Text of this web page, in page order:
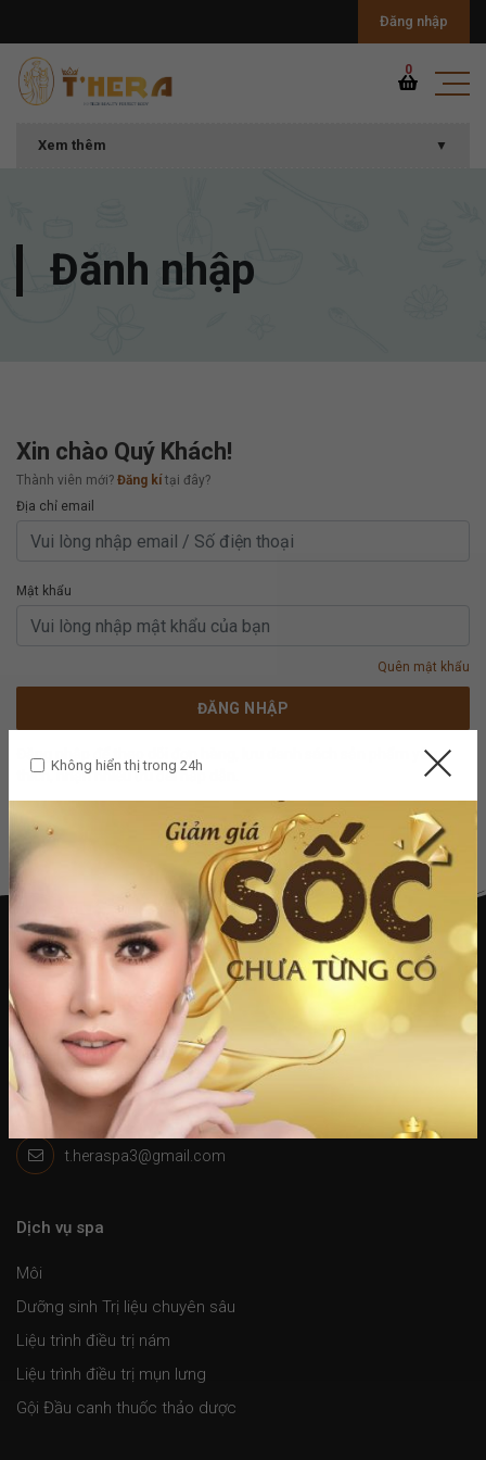
Đăng nhập
0
Xem thêm ▼
Đănh nhập
Xin chào Quý Khách!
Thành viên mới? Đăng kí tại đây?
Địa chỉ email
Mật khẩu
Quên mật khẩu
ĐĂNG NHẬP
Đăng nhập để theo dõi đơn hàng, lưu danh sách sản phẩm yêu
thích, nhận nhiều ưu đãi hấp dẫn.
t.heraspa3@gmail.com
Dịch vụ spa
Môi
Dưỡng sinh Trị liệu chuyên sâu
Liệu trình điều trị nám
Liệu trình điều trị mụn lưng
Gội Đầu canh thuốc thảo dược
Không hiển thị trong 24h